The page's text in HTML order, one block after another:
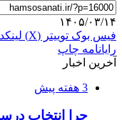
۱۴۰۵/۰۳/۱۴
فیس بوک توییتر (X)
رایانامه چاپ
آخرین اخبار
3 هفته پیش
چرا انتخاب